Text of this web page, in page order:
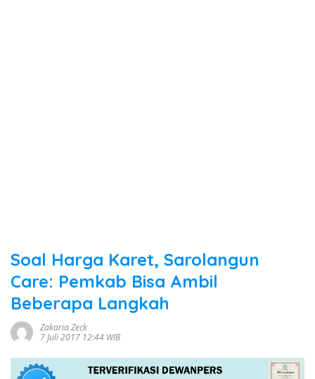
Soal Harga Karet, Sarolangun
Care: Pemkab Bisa Ambil
Beberapa Langkah
Zakaria Zeck
7 Juli 2017 12:44 WIB